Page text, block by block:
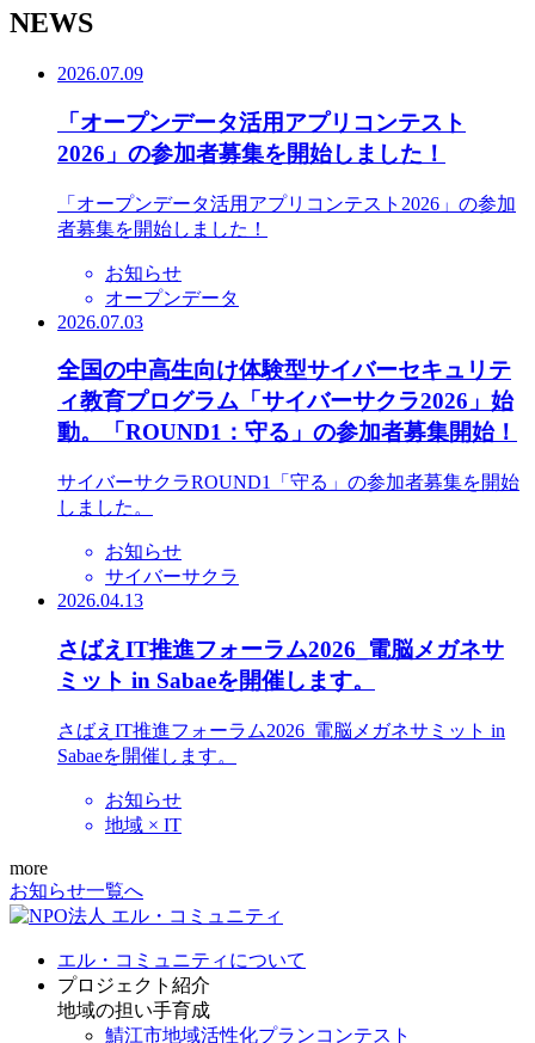
NEWS
2026.07.09
「オープンデータ活用アプリコンテスト
2026」の参加者募集を開始しました！
「オープンデータ活用アプリコンテスト2026」の参加
者募集を開始しました！
お知らせ
オープンデータ
2026.07.03
全国の中高生向け体験型サイバーセキュリテ
ィ教育プログラム「サイバーサクラ2026」始
動。「ROUND1：守る」の参加者募集開始！
サイバーサクラROUND1「守る」の参加者募集を開始
しました。
お知らせ
サイバーサクラ
2026.04.13
さばえIT推進フォーラム2026_電脳メガネサ
ミット in Sabaeを開催します。
さばえIT推進フォーラム2026_電脳メガネサミット in
Sabaeを開催します。
お知らせ
地域 × IT
more
お知らせ一覧へ
エル・コミュニティについて
プロジェクト紹介
地域の担い手育成
鯖江市地域活性化プランコンテスト